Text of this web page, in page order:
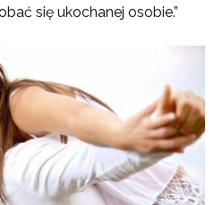
się ukochanej osobie.”